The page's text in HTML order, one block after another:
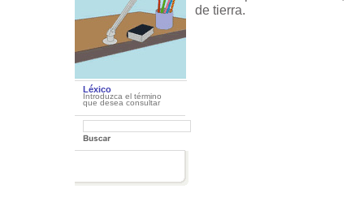
Léxico
Introduzca el término
que desea consultar
de tierra.